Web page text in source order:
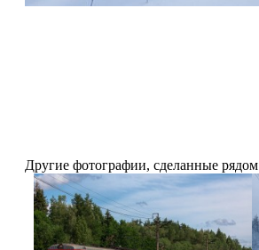
Другие фотографии, сделанные рядом